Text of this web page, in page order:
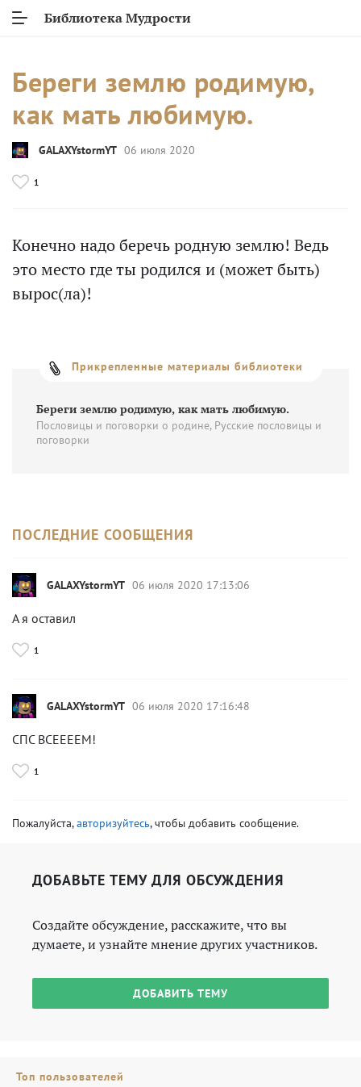
Библиотека Мудрости
Береги землю родимую,
как мать любимую.
GALAXYstormYT 06 июля 2020
1
Конечно надо беречь родную землю! Ведь
это место где ты родился и (может быть)
вырос(ла)!
Прикрепленные материалы библиотеки
Береги землю родимую, как мать любимую.
Пословицы и поговорки о родине, Русские пословицы и
поговорки
ПОСЛЕДНИЕ СООБЩЕНИЯ
GALAXYstormYT 06 июля 2020 17:13:06
А я оставил
1
GALAXYstormYT 06 июля 2020 17:16:48
СПС ВСЕЕЕЕМ!
1
Пожалуйста,авторизуйтесь, чтобы добавить сообщение.
ДОБАВЬТЕ ТЕМУ ДЛЯ ОБСУЖДЕНИЯ
Создайте обсуждение, расскажите, что вы
думаете, и узнайте мнение других участников.
ДОБАВИТЬ ТЕМУ
Топ пользователей